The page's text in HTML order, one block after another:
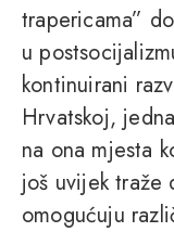
trapericama”
u
kontinuirani
Hrvatskoj,
na ona mjesta
još uvijek traže
omogućuju